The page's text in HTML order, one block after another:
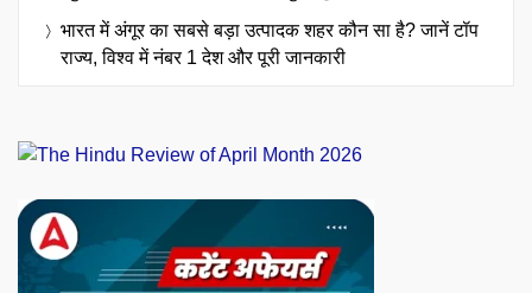
भारत में अंगूर का सबसे बड़ा उत्पादक शहर कौन सा है? जानें टॉप
राज्य, विश्व में नंबर 1 देश और पूरी जानकारी